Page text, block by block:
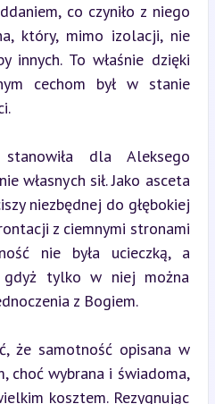
co czyniło z niego
który, mimo izolacji, nie
innych. To właśnie dzięki
cechom był w stanie
dla Aleksego
własnych sił. Jako asceta
niezbędnej do głębokiej
z ciemnymi stronami
nie była ucieczką, a
gdyż tylko w niej można
z Bogiem.
że samotność opisana w
choć wybrana i świadoma,
kosztem. Rezygnując